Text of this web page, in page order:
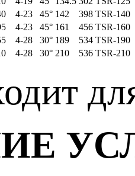
4-23 45° 142 398 TSR-140
4-23 45° 161 456 TSR-160
4-28 30° 189 534 TSR-190
4-28 30° 210 536 TSR-210